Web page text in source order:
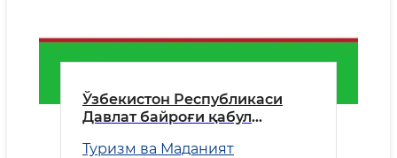
Ўзбекистон Республикаси
Давлат байроғи қабул
Туризм ва Маданият